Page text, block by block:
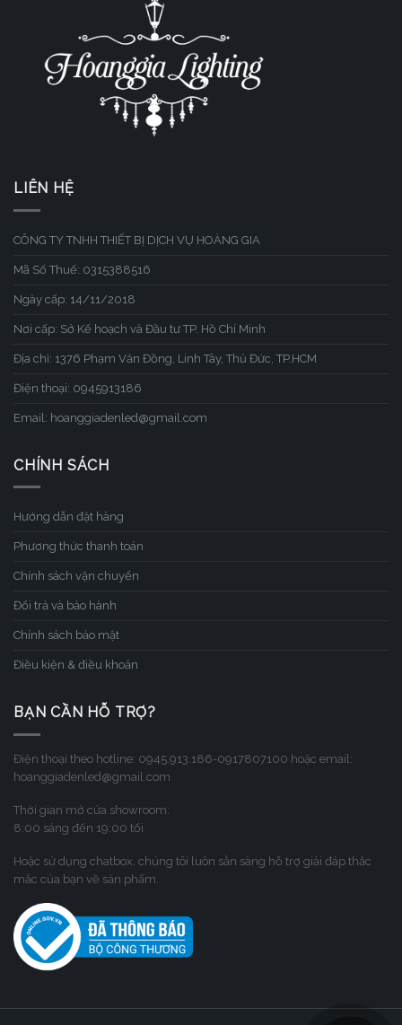
LIÊN HỆ
CÔNG TY TNHH THIẾT BỊ DỊCH VỤ HOÀNG GIA
Mã Số Thuế: 0315388516
Ngày cấp: 14/11/2018
Nơi cấp: Sở Kế hoạch và Đầu tư TP. Hồ Chí Minh
Địa chỉ: 1376 Phạm Văn Đồng, Linh Tây, Thủ Đức, TP.HCM
Điện thoại: 0945913186
Email: hoanggiadenled@gmail.com
CHÍNH SÁCH
Hướng dẫn đặt hàng
Phương thức thanh toán
Chính sách vận chuyển
Đổi trả và bảo hành
Chính sách bảo mật
Điều kiện & điều khoản
BẠN CẦN HỖ TRỢ?
Điện thoại theo hotline: 0945.913.186-0917807100 hoặc email:
hoanggiadenled@gmail.com
Thời gian mở cửa showroom:
8:00 sáng đến 19:00 tối
Hoặc sử dụng chatbox, chúng tôi luôn sẳn sàng hỗ trợ giải đáp thắc
mắc của bạn về sản phẩm.